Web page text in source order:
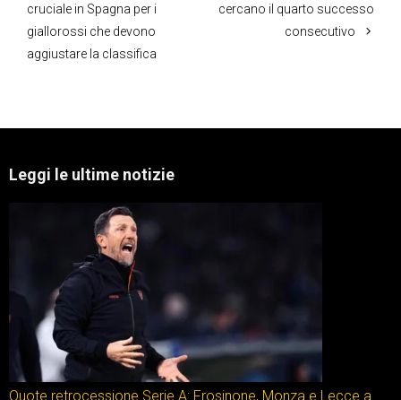
cruciale in Spagna per i
giallorossi che devono
aggiustare la classifica
cercano il quarto successo
consecutivo
Leggi le ultime notizie
Quote retrocessione Serie A: Frosinone, Monza e Lecce a